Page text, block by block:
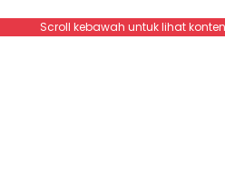
Scroll kebawah untuk lihat konten